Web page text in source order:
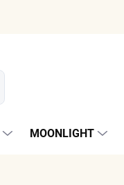
MOONLIGHT